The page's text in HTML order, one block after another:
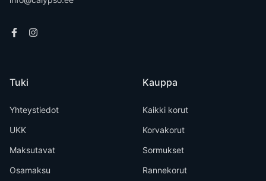
Tuki
Yhteystiedot
UKK
Maksutavat
Osamaksu
Kauppa
Kaikki korut
Korvakorut
Sormukset
Rannekorut